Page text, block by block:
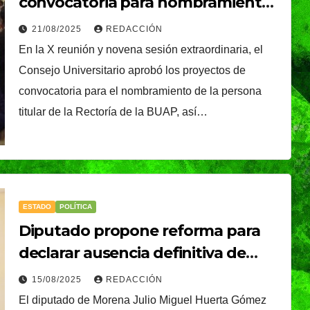
de titular de la Rectoría y la
ejecución del Comedor
Universitario
21/08/2025 REDACCIÓN
En la X reunión y novena sesión extraordinaria, el
Consejo Universitario aprobó los proyectos de
convocatoria para el nombramiento de la persona
titular de la Rectoría de la BUAP, así…
ESTADO POLÍTICA
Diputado propone reforma para
declarar ausencia definitiva de
titular de la Fiscalía de Puebla
15/08/2025 REDACCIÓN
El diputado de Morena Julio Miguel Huerta Gómez
del voleibol:
Gobierno de Pepe
Chedraui
29/07/2026 REDACCIÓN